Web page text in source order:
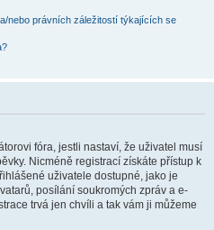
nebo právních záležitostí týkajících se
fóra, jestli nastaví, že uživatel musí
Nicméně registrací získáte přístup k
uživatele dostupné, jako je
posílání soukromých zpráv a e-
trvá jen chvíli a tak vám ji můžeme